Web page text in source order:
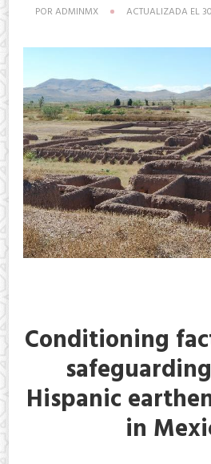
POR ADMINMX ACTUALIZADA EL
Conditioning
Hispanic
in